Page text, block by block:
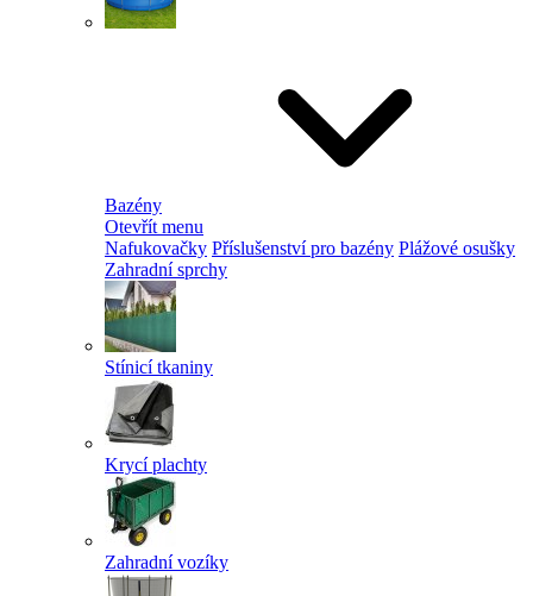
Bazény
Otevřít menu
Nafukovačky Příslušenství pro bazény Plážové osušky
Zahradní sprchy
Stínicí tkaniny
Krycí plachty
Zahradní vozíky